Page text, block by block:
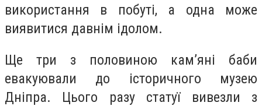
використання в побуті, а одна може
виявитися давнім ідолом.
Ще три з половиною кам’яні баби
евакуювали до історичного музею
Дніпра. Цього разу статуї вивезли з